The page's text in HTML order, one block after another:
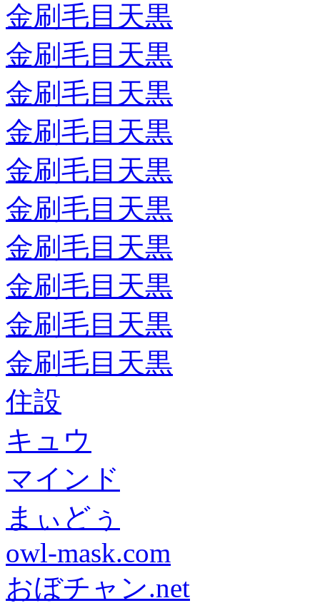
金刷毛目天黒
金刷毛目天黒
金刷毛目天黒
金刷毛目天黒
金刷毛目天黒
金刷毛目天黒
金刷毛目天黒
金刷毛目天黒
金刷毛目天黒
金刷毛目天黒
住設
キュウ
マインド
まぃどぅ
owl-mask.com
おぼチャン.net